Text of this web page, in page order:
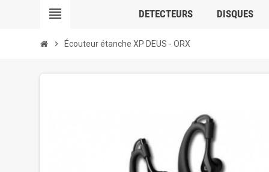
view_headline DETECTEURS DISQUES
chevron_right Écouteur étanche XP DEUS - ORX